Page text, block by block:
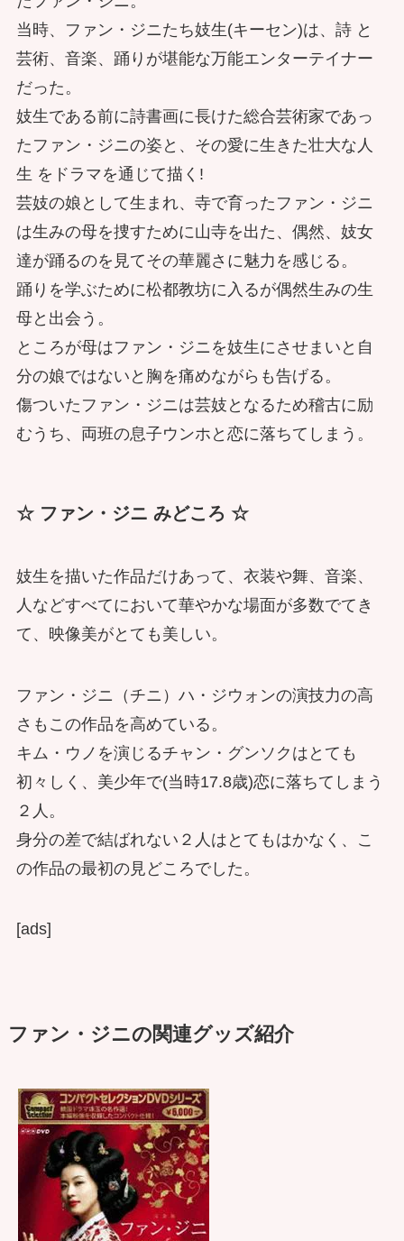
当時、ファン・ジニたち妓生(キーセン)は、詩 と
芸術、音楽、踊りが堪能な万能エンターテイナー
だった。
妓生である前に詩書画に長けた総合芸術家であっ
たファン・ジニの姿と、その愛に生きた壮大な人
生 をドラマを通じて描く!
芸妓の娘として生まれ、寺で育ったファン・ジニ
は生みの母を捜すために山寺を出た、偶然、妓女
達が踊るのを見てその華麗さに魅力を感じる。
踊りを学ぶために松都教坊に入るが偶然生みの生
母と出会う。
ところが母はファン・ジニを妓生にさせまいと自
分の娘ではないと胸を痛めながらも告げる。
傷ついたファン・ジニは芸妓となるため稽古に励
むうち、両班の息子ウンホと恋に落ちてしまう。
☆ ファン・ジニ みどころ ☆
妓生を描いた作品だけあって、衣装や舞、音楽、
人などすべてにおいて華やかな場面が多数でてき
て、映像美がとても美しい。
ファン・ジニ（チニ）ハ・ジウォンの演技力の高
さもこの作品を高めている。
キム・ウノを演じるチャン・グンソクはとても
初々しく、美少年で(当時17.8歳)恋に落ちてしまう
２人。
身分の差で結ばれない２人はとてもはかなく、こ
の作品の最初の見どころでした。
[ads]
ファン・ジニの関連グッズ紹介